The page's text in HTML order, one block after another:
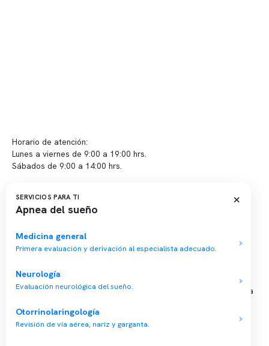
Horario de atención:
Lunes a viernes de 9:00 a 19:00 hrs.
Sábados de 9:00 a 14:00 hrs.
Sucursales
📍 Vitacura: Av. Kennedy 5488, Patio Inglés, piso -1, local 003
📍 Providencia: Av. Andrés Bello 2337, local 2
Reserva tu hora
Agenda tu consulta médica o examen del sueño de forma rápida
→ Reservar ahora
SERVICIOS PARA TI
Apnea del sueño
×
Medicina general
Primera evaluación y derivación al especialista adecuado.
Neurología
Evaluación neurológica del sueño.
Otorrinolaringología
Revisión de vía aérea, nariz y garganta.